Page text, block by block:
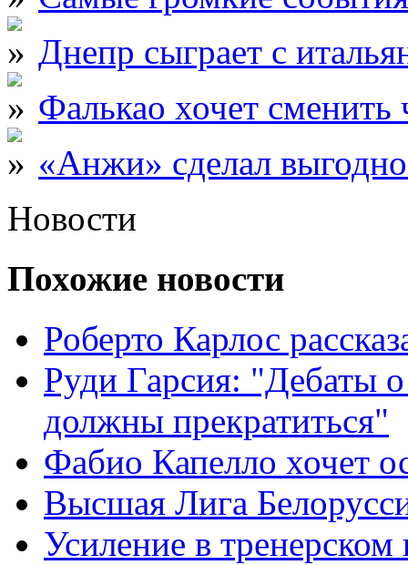
Днепр сыграет с
Фалькао хочет сменить
«Анжи» сделал
Новости
Похожие новости
Роберто Карлос
Руди Гарсия: "Дебаты
должны прекратиться"
Фабио Капелло хочет
Высшая Лига
Усиление в